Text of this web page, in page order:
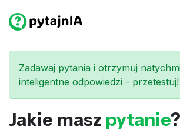
Zadawaj pytania i otrzymuj
inteligentne odpowiedzi - przetestuj!
Jakie masz pytanie?